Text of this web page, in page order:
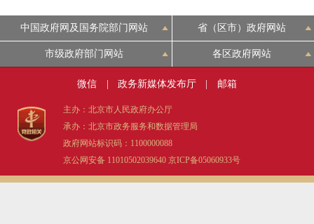
政策兑现 政策解读 回应关切
政务服务
个人服务 法人服务
中国政府网及国务院部门网站 省（区市）政府网站
市级政府部门网站 各区政府网站
微信 政务新媒体发布厅 邮箱
主办：北京市人民政府办公厅
承办：北京市政务服务和数据管理局
政府网站标识码：1100000088
京公网安备 11010502039640 京ICP备05060933号